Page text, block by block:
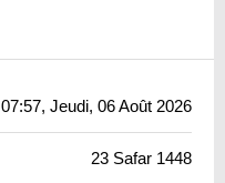
07:57, Jeudi, 06 Août 2026
23 Safar 1448